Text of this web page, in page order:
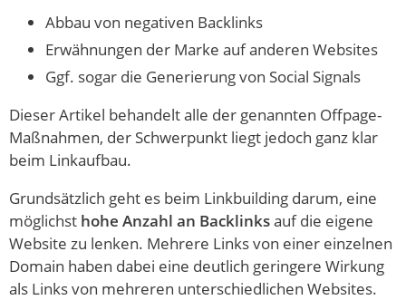
Abbau von negativen Backlinks
Erwähnungen der Marke auf anderen Websites
Ggf. sogar die Generierung von Social Signals
Dieser Artikel behandelt alle der genannten Offpage-
Maßnahmen, der Schwerpunkt liegt jedoch ganz klar
beim Linkaufbau.
Grundsätzlich geht es beim Linkbuilding darum, eine
möglichst hohe Anzahl an Backlinksauf die eigene
Website zu lenken. Mehrere Links von einer einzelnen
Domain haben dabei eine deutlich geringere Wirkung
als Links von mehreren unterschiedlichen Websites.